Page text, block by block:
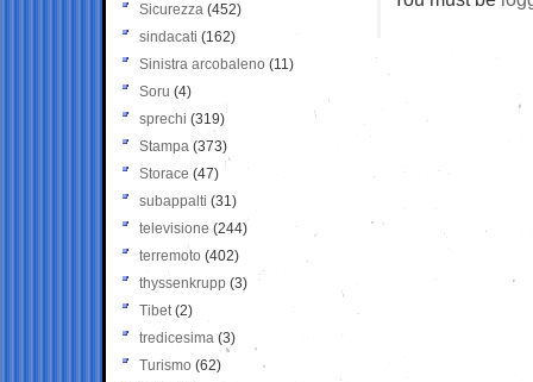
Sicurezza (452)
sindacati (162)
Sinistra arcobaleno (11)
Soru (4)
sprechi (319)
Stampa (373)
Storace (47)
subappalti (31)
televisione(244)
terremoto (402)
thyssenkrupp (3)
Tibet(2)
tredicesima (3)
Turismo (62)